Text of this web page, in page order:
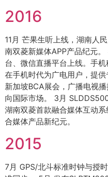
2016
11月 芒果生听上线，湖南人
南双菱新媒体APP产品纪元
台、微信直播平台上线。手
在手机时代为广电用户，提
新加坡BCA展会，广播电视
向国际市场。 3月
湖南双菱首款融合媒体互动
合媒体产品新纪元。
2015
7月 GPS/北斗标准时钟与授